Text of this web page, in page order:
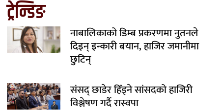
ट्रेन्डिङ
नाबालिकाको डिम्ब प्रकरणमा नुतनले
दिइन् इन्कारी बयान, हाजिर जमानीमा
छुटिन्
संसद् छाडेर हिँड्ने सांसदको हाजिरी
विश्लेषण गर्दै रास्वपा